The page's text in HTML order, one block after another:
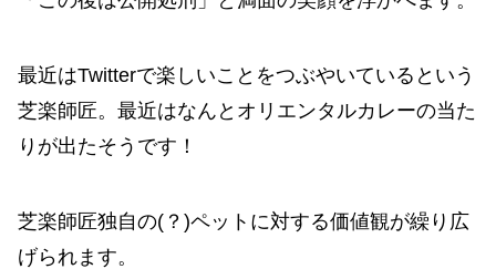
最近はTwitterで楽しいことをつぶやいているという
芝楽師匠。最近はなんとオリエンタルカレーの当た
りが出たそうです！
芝楽師匠独自の(？)ペットに対する価値観が繰り広
げられます。